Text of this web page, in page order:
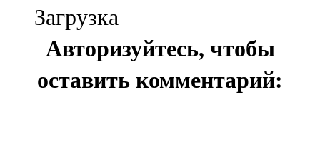
Яр Чаллы
105,5 FM
Загрузка
Авторизуйтесь, чтобы
оставить комментарий: